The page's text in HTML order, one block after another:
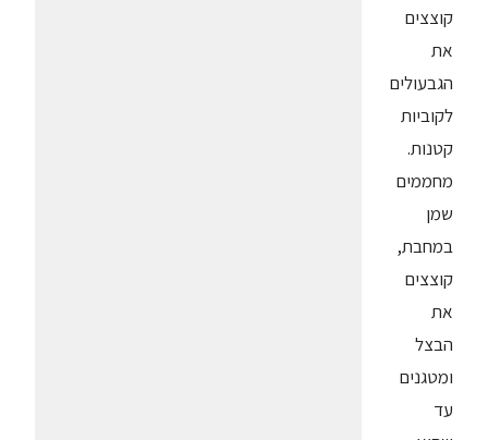
קוצצים
את
הגבעולים
לקוביות
קטנות.
מחממים
שמן
במחבת,
קוצצים
את
הבצל
ומטגנים
עד